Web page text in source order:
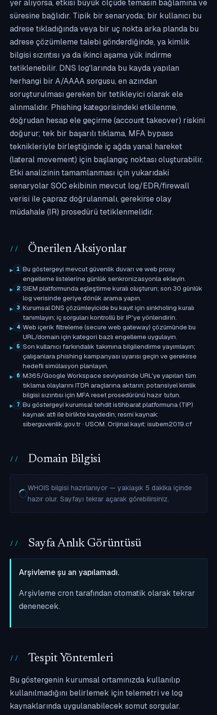
yer alıyorsa, etkisi büyük ölçüde temasın bağlamına ve
süresine bağlıdır. Tipik bir senaryoda; bir kullanıcı bu
adrese tıkladığında veya bir uç nokta arka planda bu
adrese çözümleme talebi gönderdiğinde, ya kimlik
bilgisi sızıntısı ya da ikinci aşama yük indirme
tetiklenebilir. DNS log'larında bu kayda yapılan
herhangi bir A/AAAA sorgusu, en azından
soruşturulması gereken bir tetikleyici olarak ele
alınmalıdır. Phishing kategorisindeki etkilenme,
doğrudan hesap ele geçirme (account takeover) riskini
doğurur; tek bir başarılı tıklama, MFA bypass
teknikleriyle birleştiğinde iç ağda yanal hareket
(lateral movement) için başlangıç noktası oluşturabilir.
Etki analizinin tamamlanması için yukarıdaki
senaryolar SOC ekibinin mevcut log/EDR/firewall
verisi ile çapraz doğrulanmalı, gerekirse olay
müdahale (IR) prosedürü tetiklenmelidir.
Önerilen Aksiyonlar
1 Bu göstergeyi mevcut güvenlik duvarı ve web proxy
engelleme listelerine günlük senkronizasyonla ekleyin.
2 SIEM platformunda eşleştirme kuralı oluşturun; son 30 günlük
log verisinde geriye dönük arama yapın.
3 Kurumsal DNS çözümleyicide bu kayıt için sinkholing kuralı
tanımlayın; iç sorguları kontrollü bir IP'ye yönlendirin.
4 Web içerik filtreleme (secure web gateway) çözümünde bu
URL/domain için kategori bazlı engelleme uygulayın.
5 Son kullanıcı farkındalık takımına bilgilendirme yayımlayın;
çalışanlara phishing kampanyası uyarısı geçin ve gerekirse
hedefli simülasyon planlayın.
6 M365/Google Workspace seviyesinde URL'ye yapılan tüm
tıklama olaylarını ITDR araçlarına aktarın; potansiyel kimlik
bilgisi sızıntısı için MFA reset prosedürünü hazır tutun.
7 Bu göstergeyi kurumsal tehdit istihbarat platformuna (TIP)
kaynak atfı ile birlikte kaydedin; resmi kaynak:
siberguvenlik.gov.tr · USOM. Orijinal kayıt: isubem2019.cf
Domain Bilgisi
WHOIS bilgisi hazırlanıyor — yaklaşık 5 dakika içinde
hazır olur. Sayfayı tekrar açarak görebilirsiniz.
Sayfa Anlık Görüntüsü
Arşivleme şu an yapılamadı.
Arşivleme cron tarafından otomatik olarak tekrar
denenecek.
Tespit Yöntemleri
Bu göstergenin kurumsal ortamınızda kullanılıp
kullanılmadığını belirlemek için telemetri ve log
kaynaklarında uygulanabilecek somut sorgular.